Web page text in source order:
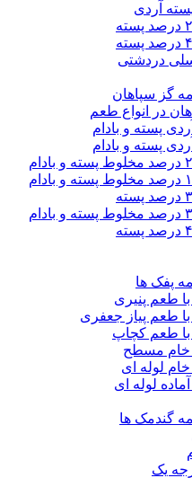
دردشتی
گز سپاهان
در انواع طعم
پفک ها
طعم پنیری
طعم پیاز جعفری
طعم کچاپ
خام مسطح
لوله ای
لوله ای
گندمک ها
یک